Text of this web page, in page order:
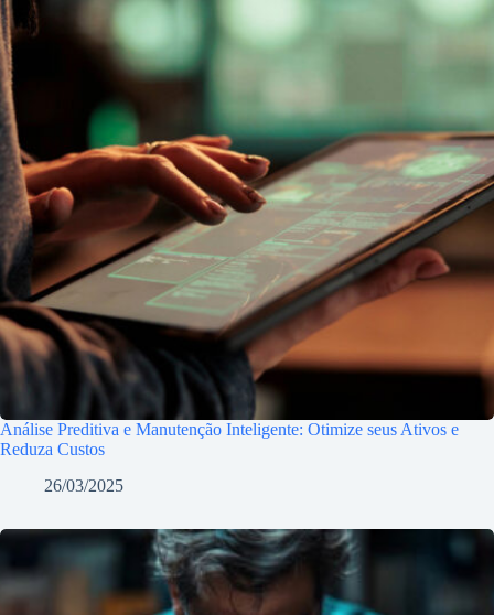
Análise Preditiva e Manutenção Inteligente: Otimize seus Ativos e
Reduza Custos
26/03/2025